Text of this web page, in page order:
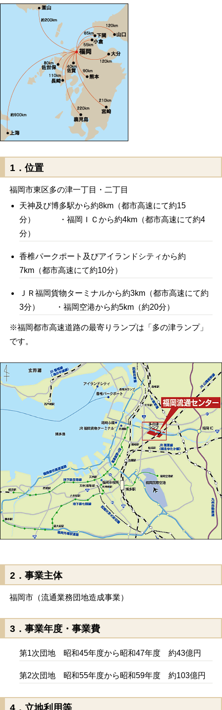
1．位置
福岡市東区多の津一丁目・二丁目
天神及び博多駅から約8km（都市高速にて約15
分） ・福岡ＩＣから約4km（都市高速にて約4
分）
香椎パークポート及びアイランドシティから約
7km（都市高速にて約10分）
ＪＲ福岡貨物ターミナルから約3km（都市高速にて約
3分） ・福岡空港から約5km（約20分）
※福岡都市高速道路の最寄りランプは「多の津ランプ」
です。
2．事業主体
福岡市（流通業務団地造成事業）
3．事業年度・事業費
第1次団地 昭和45年度から昭和47年度 約43億円
第2次団地 昭和55年度から昭和59年度 約103億円